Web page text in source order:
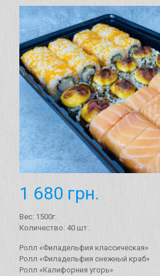
1 680 грн.
Вес: 1500г.
Количество: 40 шт.
Ролл «Филадельфия классическая»
Ролл «Филадельфия снежный краб»
Ролл «Калифорния угорь»